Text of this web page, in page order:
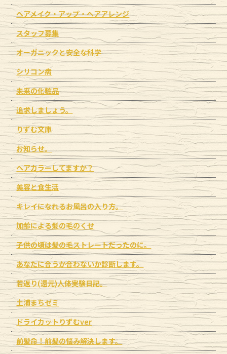
ヘアメイク・アップ・ヘアアレンジ
スタッフ募集
オーガニックと安全な科学
シリコン病
未来の化粧品
追求しましょう。
りずむ文庫
お知らせ。
ヘアカラーしてますか？
美容と食生活
キレイになれるお風呂の入り方。
加齢による髪の毛のくせ
子供の頃は髪の毛ストレートだったのに。
あなたに合うか合わないか診断します。
若返り(還元)人体実験日記。
土浦まちゼミ
ドライカットりずむver
前髪命！前髪の悩み解決します。